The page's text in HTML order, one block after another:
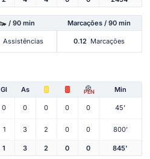
/ 90 min Marcações / 90 min
Assistências 0.12 Marcações
Gl As PEN Min
0 0 0 0 0 45'
1 3 2 0 0 800'
1 3 2 0 0 845'